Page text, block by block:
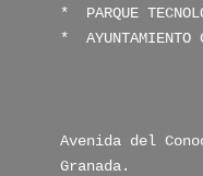
*
PARQUE
*
AYUNTAMIENTO
Avenida del
Granada.